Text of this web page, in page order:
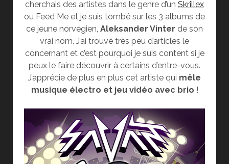
cherchais des artistes dans le genre d’un Skrillex
ou Feed Me et je suis tombé sur les 3 albums de
ce jeune norvégien, Aleksander Vinter de son
vrai nom. J’ai trouvé très peu d’articles le
concernant et c’est pourquoi je suis content si je
peux le faire découvrir à certains d’entre-vous.
J’apprécie de plus en plus cet artiste qui mêle
musique électro et jeu vidéo avec brio !